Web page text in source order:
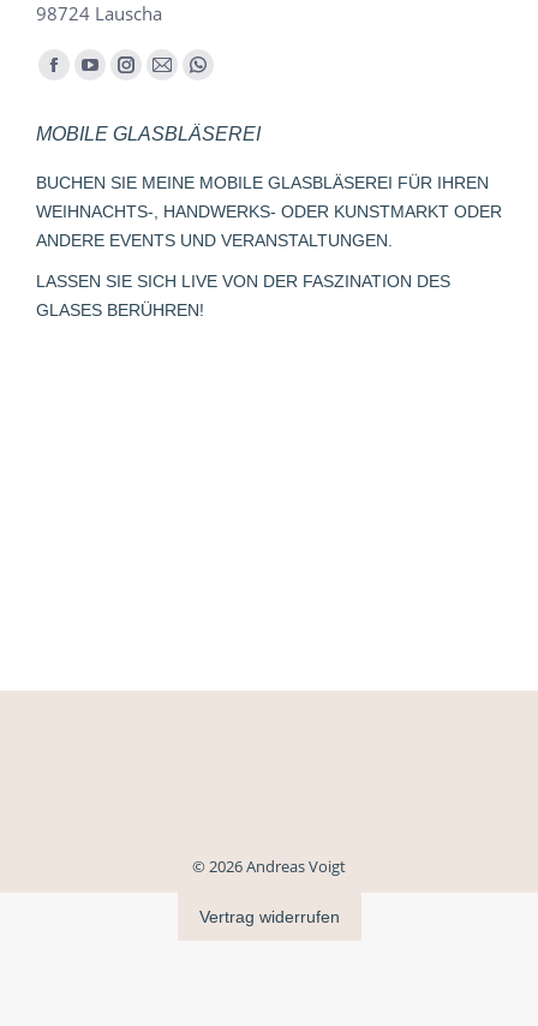
98724 Lauscha
Finden Sie uns auf:
Facebook
opens
in
new
window
YouTube
opens
in
new
window
Instagram
opens
in
new
window
E-
page
opens
in
new
Whatsapp
opens
in
new
window
MOBILE GLASBLÄSEREI
BUCHEN SIE MEINE MOBILE GLASBLÄSEREI FÜR IHREN
WEIHNACHTS-, HANDWERKS- ODER KUNSTMARKT ODER
ANDERE EVENTS UND VERANSTALTUNGEN.
LASSEN SIE SICH LIVE VON DER FASZINATION DES
GLASES BERÜHREN!
© 2026 Andreas Voigt
Vertrag widerrufen